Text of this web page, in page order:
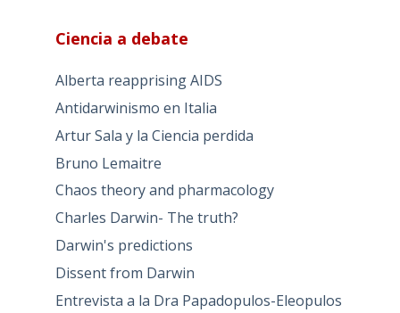
Ciencia a debate
Alberta reapprising AIDS
Antidarwinismo en Italia
Artur Sala y la Ciencia perdida
Bruno Lemaitre
Chaos theory and pharmacology
Charles Darwin- The truth?
Darwin's predictions
Dissent from Darwin
Entrevista a la Dra Papadopulos-Eleopulos